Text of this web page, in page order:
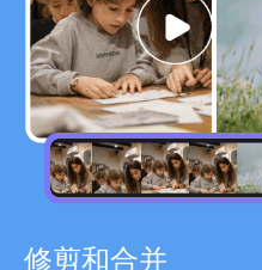
修剪和合并